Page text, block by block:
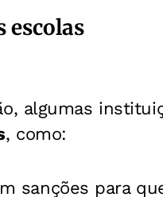
escolas
algumas
, como:
sanções para